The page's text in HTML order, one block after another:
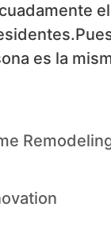
es la